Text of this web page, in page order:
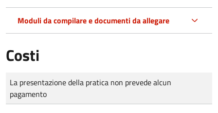
Moduli da compilare e documenti da allegare
Costi
Tipo di pagamento
Importo
La presentazione della pratica non prevede alcun
pagamento